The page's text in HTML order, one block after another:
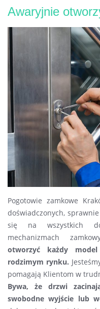
Awaryjnie
Pogotowie zamkowe
doświadczonych,
się na wszystkich
mechanizmach
otworzyć każdy
rodzimym rynku.
pomagają Klientom w
Bywa, że drzwi
swobodne wyjście lub